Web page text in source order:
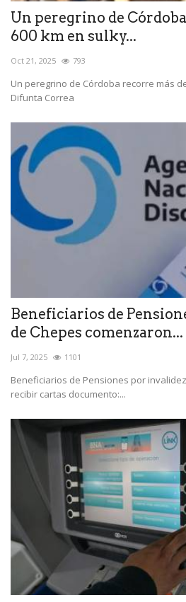
Un peregrino de
600 km en sulky...
Oct 21, 2025 793
Un peregrino de Córdoba recorre más
Difunta Correa
Beneficiarios de
de Chepes comenzaron...
Jul 7, 2025 1101
Beneficiarios de Pensiones por
recibir cartas documento:...